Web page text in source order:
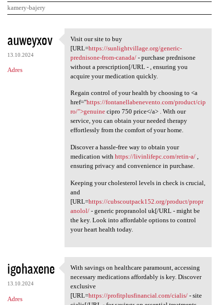
kamery-bajery
K
o
m
e
auweyxov
13.10.2024
Adres
Visit our site to buy [URL
Visit our site to buy
[URL=https://sunlightvillage.org/generic-
prednisone-from-canada/- purchase prednisone
without a prescription[/URL - , ensuring you
acquire your medication quickly.
Regain control of your health by choosing to <a
href="https://fontanellabenevento.com/product/cip
ro/">genuinecipro 750 price</a> . With our
service, you can obtain your needed therapy
effortlessly from the comfort of your home.
Discover a hassle-free way to obtain your
medication with https://livinlifepc.com/retin-a/,
ensuring privacy and convenience in purchase.
Keeping your cholesterol levels in check is crucial,
and
[URL=https://cubscoutpack152.org/product/propr
anolol/- generic propranolol uk[/URL - might be
the key. Look into affordable options to control
your heart health today.
igohaxene
13.10.2024
Adres
With savings on healthcare
With savings on healthcare paramount, accessing
necessary medications affordably is key. Discover
exclusive
[URL=https://profitplusfinancial.com/cialis/- site